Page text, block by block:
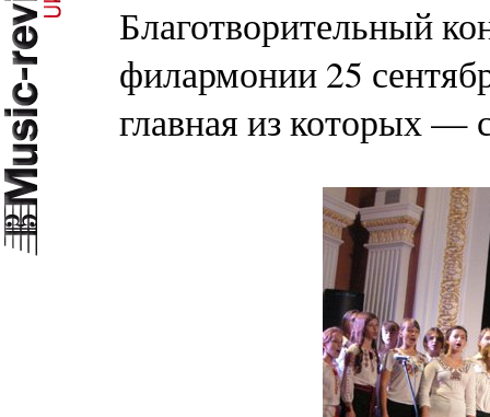
Благотворительный
филармонии 25
главная из которых —